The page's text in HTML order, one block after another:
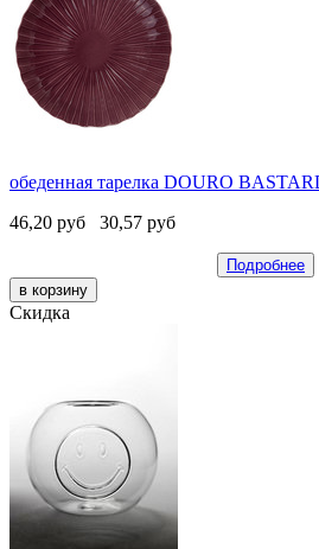
обеденная тарелка DOURO
46,20 руб 30,57 руб
Подробнее
Скидка